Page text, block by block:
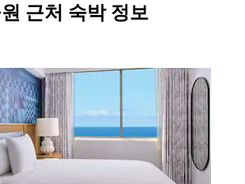
근처 숙박 정보